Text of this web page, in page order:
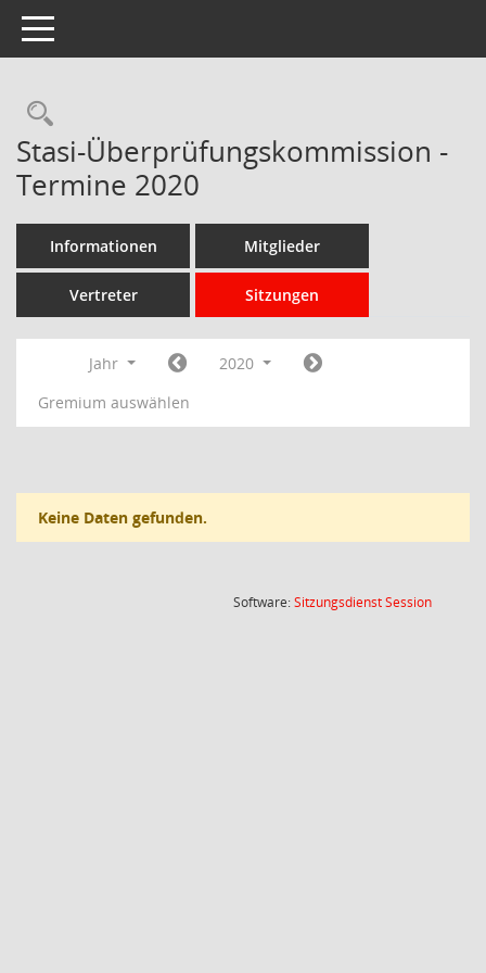
Toggle navigation
Rechercheauswahl
Stasi-Überprüfungskommission -
Termine 2020
Informationen Mitglieder
Vertreter Sitzungen
Jahr
2020
Gremium auswählen
Keine Daten gefunden.
Software:SitzungsdienstSession(Wird in